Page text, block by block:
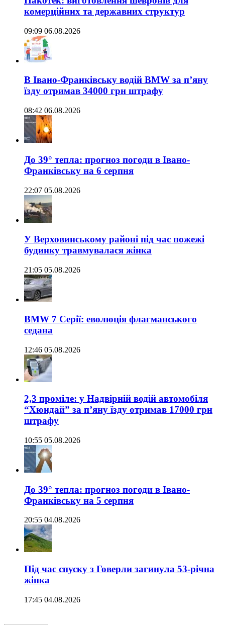
комерційних та державних структур
09:09 06.08.2026
В Івано-Франківську водій BMW за п’яну
їзду отримав 34000 грн штрафу
08:42 06.08.2026
До 39° тепла: прогноз погоди в Івано-
Франківську на 6 серпня
22:07 05.08.2026
У Верховинському районі під час пожежі
будинку травмувалася жінка
21:05 05.08.2026
BMW 7 Серії: еволюція флагманського
седана
12:46 05.08.2026
2,3 проміле: у Надвірній водій автомобіля
“Хюндай” за п’яну їзду отримав 17000 грн
штрафу
10:55 05.08.2026
До 39° тепла: прогноз погоди в Івано-
Франківську на 5 серпня
20:55 04.08.2026
Під час спуску з Говерли загинула 53-річна
жінка
17:45 04.08.2026